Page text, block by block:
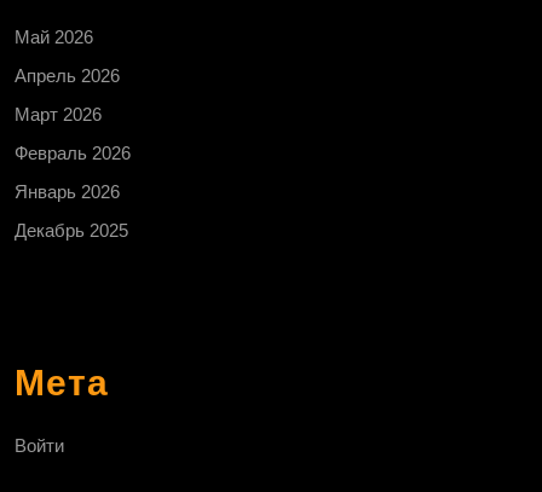
Май 2026
Апрель 2026
Март 2026
Февраль 2026
Январь 2026
Декабрь 2025
Мета
Войти